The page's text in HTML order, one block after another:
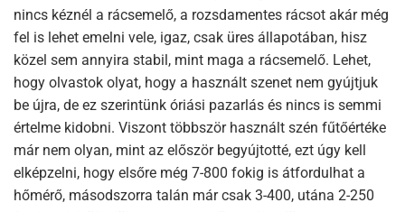
nincs kéznél a rácsemelő, a rozsdamentes rácsot akár még
fel is lehet emelni vele, igaz, csak üres állapotában, hisz
közel sem annyira stabil, mint maga a rácsemelő. Lehet,
hogy olvastok olyat, hogy a használt szenet nem gyújtjuk
be újra, de ez szerintünk óriási pazarlás és nincs is semmi
értelme kidobni. Viszont többször használt szén fűtőértéke
már nem olyan, mint az először begyújtotté, ezt úgy kell
elképzelni, hogy elsőre még 7-800 fokig is átfordulhat a
hőmérő, másodszorra talán már csak 3-400, utána 2-250